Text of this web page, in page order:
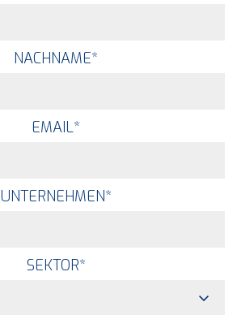
NACHNAME*
EMAIL*
UNTERNEHMEN*
SEKTOR*